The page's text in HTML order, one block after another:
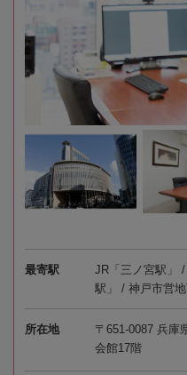
最寄駅
JR「三ノ宮駅」
駅」 / 神戸市営
所在地
〒651-0087 兵庫
会館17階